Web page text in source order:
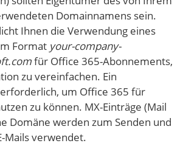
Domainnamens sein.
Ihnen die Verwendung eines
Format your-company-
für Office 365-Abonnements,
zu vereinfachen. Ein
um Office 365 für
zu können. MX-Einträge (Mail
Domäne werden zum Senden und
Mails verwendet.